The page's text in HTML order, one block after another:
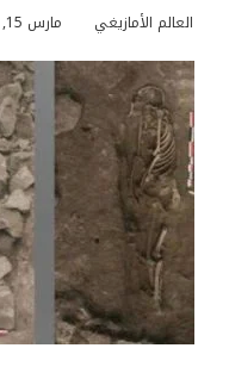
العالم الأمازيغي مارس 15, 2016